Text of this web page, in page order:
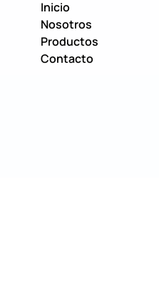
Inicio
Nosotros
Productos
Contacto